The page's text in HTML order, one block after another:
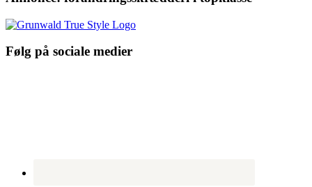
Følg på sociale medier